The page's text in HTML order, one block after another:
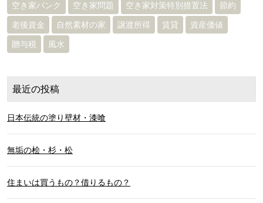
空き家バンク 空き家問題 空き家対策特別措置法 節約
老後資金 自然素材の家 譲渡所得 賃貸 資産価値
贈与税 風水
最近の投稿
日本伝統の塗り壁材・漆喰
無垢の桧・杉・松
住まいは買うもの？借りるもの？